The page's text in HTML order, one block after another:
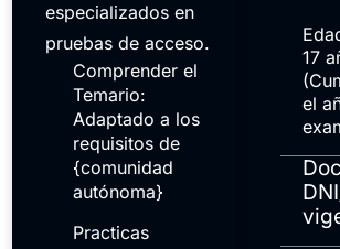
especializados en
pruebas de acceso.
Comprender el
Temario:
Adaptado a los
requisitos de
{comunidad
autónoma}
Practicas
17
el